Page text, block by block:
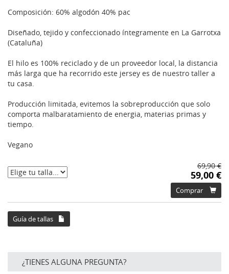
Composición: 60% algodón 40% pac
Diseñado, tejido y confeccionado íntegramente en La Garrotxa
(Cataluña)
El hilo es 100% reciclado y de un proveedor local, la distancia
más larga que ha recorrido este jersey es de nuestro taller a
tu casa.
Producción limitada, evitemos la sobreproducción que solo
comporta malbaratamiento de energia, materias primas y
tiempo.
Vegano
69,90 €
59,00 €
Comprar
Guía de tallas
¿TIENES ALGUNA PREGUNTA?